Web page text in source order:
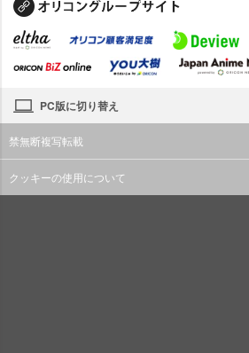
PC版に切り替え
禁無断複写転載
クッキーの使用について